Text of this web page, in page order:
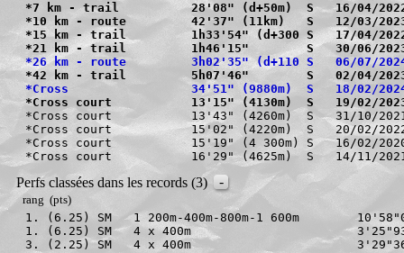
*7 km - trail          28'08" (d+50m)  S   16/04/
*10 km - route         42'37" (11km)   S   12/03/
*15 km - trail         1h33'54" (d+300 S   17/04/
*21 km - trail         1h46'15"        S   30/06/
*26 km - route         3h02'35" (d+110 S   06/07/
*42 km - trail         5h07'46"        S   02/04/
*Cross                 34'51" (9880m)  S   18/02/2024
*Cross court           13'15" (4130m)  S   19/02/
*Cross court           13'43" (4260m)  S   31/10/
*Cross court           15'02" (4220m)  S   20/02/
*Cross court           15'19" (4 300m) S   16/02/
Perfs classées dans les records (3) -
rang (pts)
1. (6.25) SM   1 200m-400m-800m-1 600m
1. (6.25) SM   4 x 400m
3. (2.25) SM   4 x 400m